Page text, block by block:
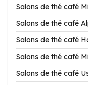
Salons de thé café
Salons de thé café
Salons de thé café
Salons de thé café
Salons de thé café